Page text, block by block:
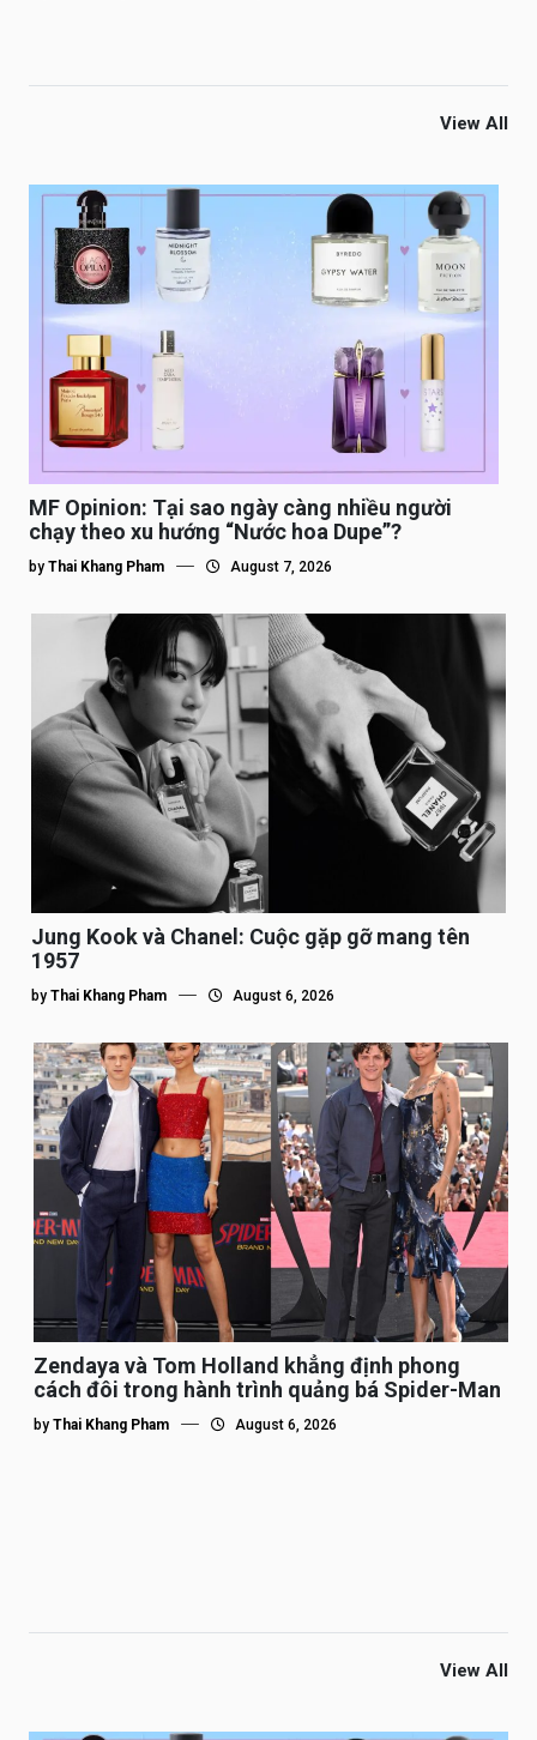
View All
MF Opinion: Tại sao ngày càng nhiều người
chạy theo xu hướng “Nước hoa Dupe”?
by Thai Khang Pham August 7, 2026
Jung Kook và Chanel: Cuộc gặp gỡ mang tên
1957
by Thai Khang Pham August 6, 2026
Zendaya và Tom Holland khẳng định phong
cách đôi trong hành trình quảng bá Spider-Man
by Thai Khang Pham August 6, 2026
View All